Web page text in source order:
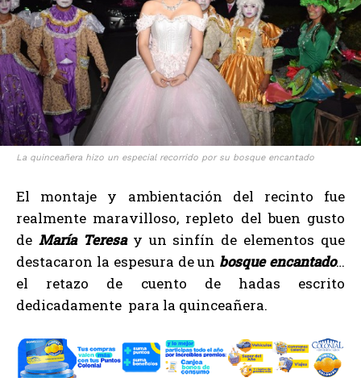
La quinceañera hizo un especial recorrido por su bosque encantado
El montaje y ambientación del recinto fue
realmente maravilloso, repleto del buen gusto
de María Teresay un sinfín de elementos que
destacaron la espesura de un bosque encantado…
el retazo de cuento de hadas escrito
dedicadamente para la quinceañera.